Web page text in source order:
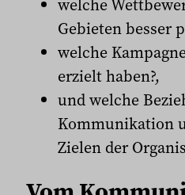
welche
Gebieten besser
welche
erzielt haben?,
und welche
Kommunikation
Zielen der